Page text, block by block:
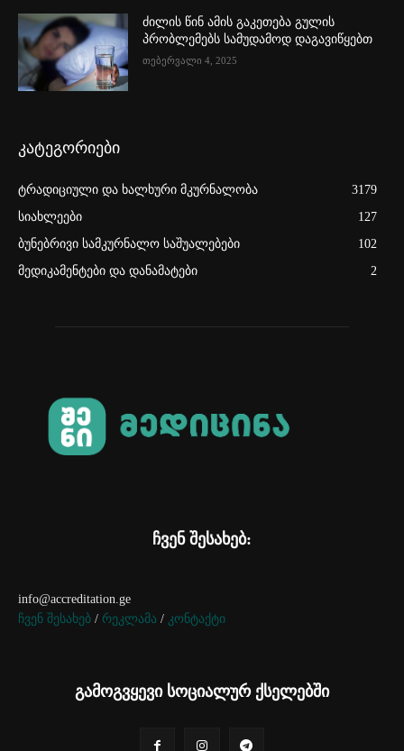
ძილის წინ ამის გაკეთება გულის
პრობლემებს სამუდამოდ დაგავიწყებთ
თებერვალი 4, 2025
კატეგორიები
ტრადიციული და ხალხური მკურნალობა
3179
სიახლეები
127
ბუნებრივი სამკურნალო საშუალებები
102
მედიკამენტები და დანამატები
2
ჩვენ შესახებ:
info@accreditation.ge
ჩვენ შესახებ / რეკლამა / კონტაქტი
გამოგვყევი სოციალურ ქსელებში